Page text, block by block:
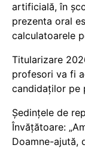
artificială, în
prezenta oral
calculatoarele
Titularizare
profesori va fi
candidaților pe
Ședințele de
Învățătoare:
Doamne-ajută,